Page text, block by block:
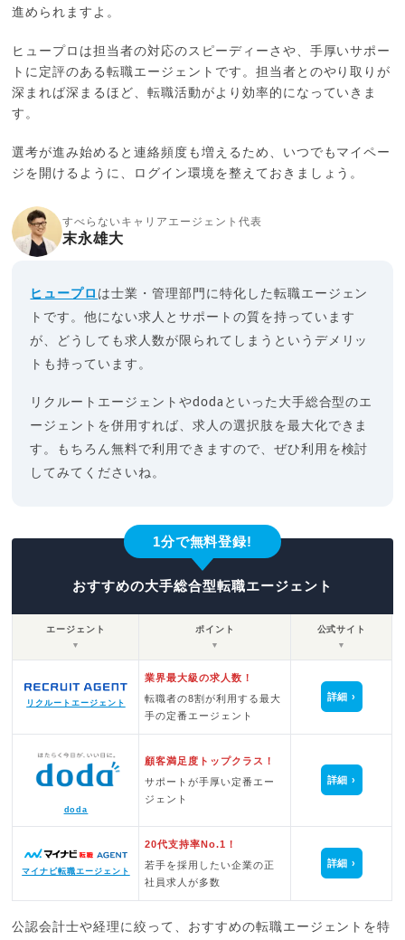
進められますよ。
ヒュープロは担当者の対応のスピーディーさや、手厚いサポー
トに定評のある転職エージェントです。担当者とのやり取りが
深まれば深まるほど、転職活動がより効率的になっていきま
す。
選考が進み始めると連絡頻度も増えるため、いつでもマイペー
ジを開けるように、ログイン環境を整えておきましょう。
すべらないキャリアエージェント代表
末永雄大
ヒュープロ は士業・管理部門に特化した転職エージェン
トです。他にない求人とサポートの質を持っています
が、どうしても求人数が限られてしまうというデメリッ
トも持っています。
リクルートエージェントやdodaといった大手総合型のエ
ージェントを併用すれば、求人の選択肢を最大化できま
す。もちろん無料で利用できますので、ぜひ利用を検討
してみてくださいね。
1分で無料登録!
おすすめの大手総合型転職エージェント
エージェント
▼
ポイント
▼
公式サイト
▼
リクルートエージェント
業界最大級の求人数！
転職者の8割が利用する最大
手の定番エージェント
詳細
doda
顧客満足度トップクラス！
サポートが手厚い定番エー
ジェント
詳細
マイナビ転職エージェント
20代支持率No.1！
若手を採用したい企業の正
社員求人が多数
詳細
公認会計士や経理に絞って、おすすめの転職エージェントを特